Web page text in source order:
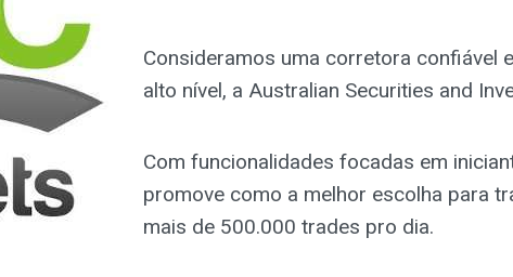
Consideramos uma corretora confiável
alto nível, a Australian Securities and
Com funcionalidades focadas em
promove como a melhor escolha para
mais de 500.000 trades pro dia.